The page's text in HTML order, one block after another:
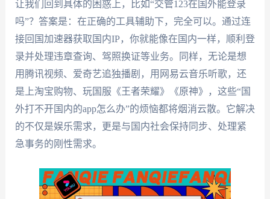
让我们回到具体的困惑上，比如“交管123在国外能登录
吗”？答案是：在正确的工具辅助下，完全可以。通过连
接回国加速器获取国内IP，你就能像在国内一样，顺利登
录并处理违章查询、驾照换证等业务。同样，无论是想
用腾讯视频、爱奇艺追独播剧，用网易云音乐听歌，还
是上淘宝购物、玩国服《王者荣耀》《原神》，这些“国
外打不开国内的app怎么办”的烦恼都将烟消云散。它解决
的不仅是娱乐需求，更是与国内社会保持同步、处理紧
急事务的刚性需求。